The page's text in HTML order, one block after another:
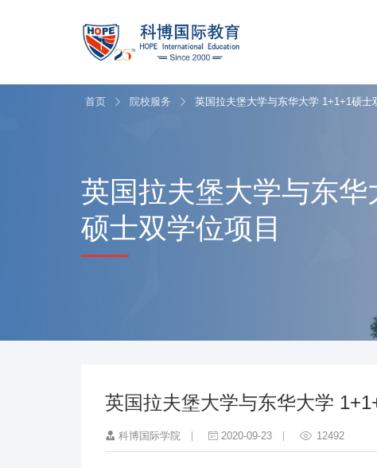
首页 院校服务 英国拉夫堡大学与东华大学 1+1+1硕士
英国拉夫堡大学与东华
硕士双学位项目
英国拉夫堡大学与东华大学
科博国际学院 2020-09-23 12492